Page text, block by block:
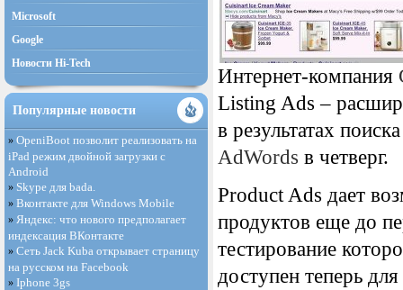
Интернет-компания
Listing Ads –
в результатах
AdWords в четверг.
Product Ads дает
продуктов еще до
тестирование
доступен теперь
Microsoft
Google
Новости Hi-Tech
Популярные новости
» OpeniBoot позволит реализовать на
iPad режим двойной загрузки с
Android
» Skype для bada.
» Вконтакте для Windows Mobile
» Яндекс: что нового предполагает
индексация ВКонтакте
» Сеть Jack Kuba открывает страницу
на русском на Facebook
» Iphone 3gs